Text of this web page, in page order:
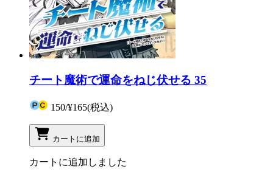
チート魔術で運命をねじ伏せる 35
150/¥165(税込)
カートに追加
カートに追加しました